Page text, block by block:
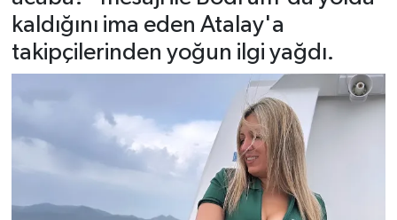
kaldığını ima eden Atalay'a
takipçilerinden yoğun ilgi yağdı.